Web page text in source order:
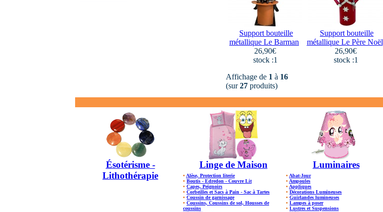
Support bouteille
métallique Le Barman
26,90€
stock :1
Support bouteille
métallique Le Père Noël
26,90€
stock :1
Affichage de 1 à 16
(sur27 produits)
Ésotérisme -
Lithothérapie
Linge de Maison
• Alèse, Protection literie
• Boutis - Edredon - Couvre Lit
• Capes, Peignoirs
• Corbeilles et Sacs à Pain - Sac à Tartes
• Coussin de garnissage
• Coussins, Coussins de sol, Housses de
coussins
Luminaires
• Abat-Jour
• Ampoules
• Appliques
• Décorations Lumineuses
• Guirlandes lumineuses
• Lampes à poser
• Lustres et Suspensions